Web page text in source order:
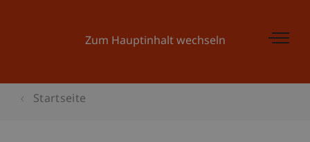
Zum Hauptinhalt wechseln
Startseite